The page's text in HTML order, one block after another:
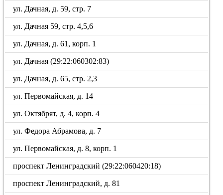
ул. Дачная, д. 59, стр. 7
ул. Дачная 59, стр. 4,5,6
ул. Дачная, д. 61, корп. 1
ул. Дачная (29:22:060302:83)
ул. Дачная, д. 65, стр. 2,3
ул. Первомайская, д. 14
ул. Октябрят, д. 4, корп. 4
ул. Федора Абрамова, д. 7
ул. Первомайская, д. 8, корп. 1
проспект Ленинградский (29:22:060420:18)
проспект Ленинградский, д. 81